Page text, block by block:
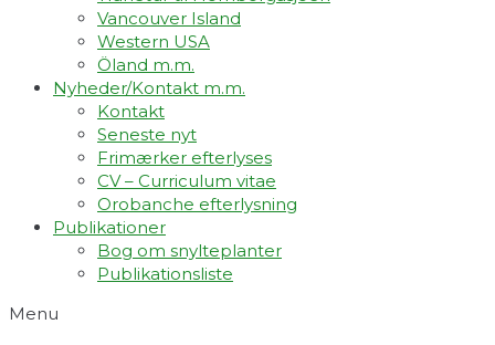
Vancouver Island
Western USA
Öland m.m.
Nyheder/Kontakt m.m.
Kontakt
Seneste nyt
Frimærker efterlyses
CV – Curriculum vitae
Orobanche efterlysning
Publikationer
Bog om snylteplanter
Publikationsliste
Menu